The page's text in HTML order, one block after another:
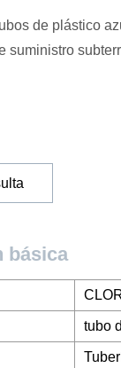
de plástico
suministro
básica
tubo